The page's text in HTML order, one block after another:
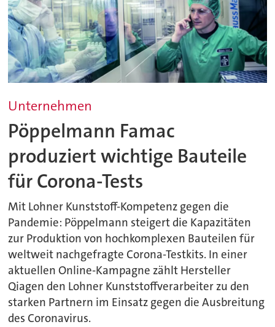
Unternehmen
Pöppelmann Famac
produziert wichtige Bauteile
für Corona-Tests
Mit Lohner Kunststoff-Kompetenz gegen die
Pandemie: Pöppelmann steigert die Kapazitäten
zur Produktion von hochkomplexen Bauteilen für
weltweit nachgefragte Corona-Testkits. In einer
aktuellen Online-Kampagne zählt Hersteller
Qiagen den Lohner Kunststoffverarbeiter zu den
starken Partnern im Einsatz gegen die Ausbreitung
des Coronavirus.